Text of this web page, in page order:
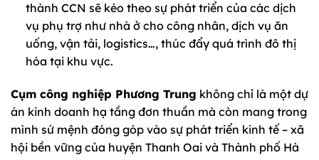
thành CCN sẽ kéo theo sự phát triển của các dịch
vụ phụ trợ như nhà ở cho công nhân, dịch vụ ăn
uống, vận tải, logistics…, thúc đẩy quá trình đô thị
hóa tại khu vực.
Cụm công nghiệp Phương Trung không chỉ là một dự
án kinh doanh hạ tầng đơn thuần mà còn mang trong
mình sứ mệnh đóng góp vào sự phát triển kinh tế – xã
hội bền vững của huyện Thanh Oai và Thành phố Hà